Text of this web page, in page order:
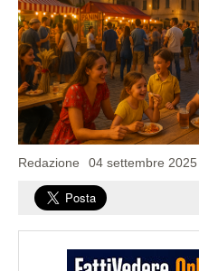
Redazione 04 settembre 2025